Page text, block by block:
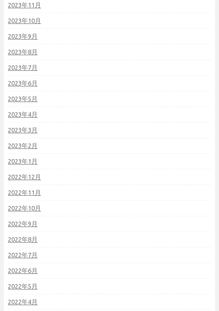
2023年11月
2023年10月
2023年9月
2023年8月
2023年7月
2023年6月
2023年5月
2023年4月
2023年3月
2023年2月
2023年1月
2022年12月
2022年11月
2022年10月
2022年9月
2022年8月
2022年7月
2022年6月
2022年5月
2022年4月